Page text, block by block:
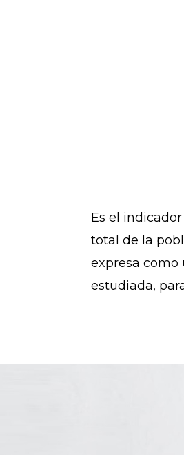
Es el
total de la
expresa como
estudiada,